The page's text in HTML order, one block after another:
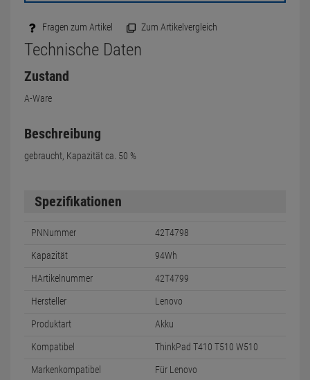
Fragen zum Artikel Zum Artikelvergleich
Technische Daten
Zustand
A-Ware
Beschreibung
gebraucht, Kapazität ca. 50 %
Spezifikationen
PNNummer 42T4798
Kapazität 94Wh
HArtikelnummer 42T4799
Hersteller Lenovo
Produktart Akku
Kompatibel ThinkPad T410 T510 W510
Markenkompatibel Für Lenovo